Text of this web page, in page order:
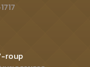
roup